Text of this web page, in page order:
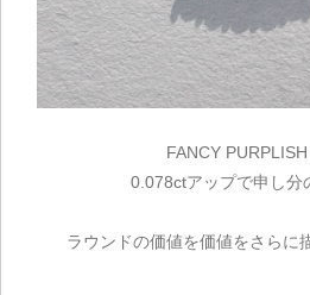
FANCY
0.078ctアップで申し分
ラウンドの価値を価値をさらに